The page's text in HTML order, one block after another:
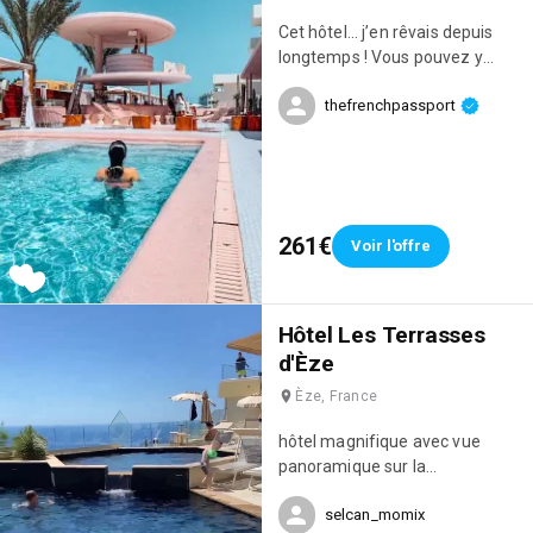
fait tout pour que l'on se sente
bien. Tout est réuni pour passer
un séjour inoubliable ! 👌
P.S.:Mention spéciale pour les
Cet hôtel... j’en rêvais depuis
longtemps ! Vous pouvez y
journée. Par contre il faut
nourriture et de boissons, et la
piscine incroyable, les lits au
était ouffff !
thefrenchpassport
261€ Voir l'offre
Hôtel Les Terrasses
d'Èze
Èze, France
hôtel magnifique avec vue
panoramique sur la
débordement 😍
selcan_momix